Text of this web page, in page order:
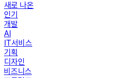
새로 나온
인기
개발
AI
IT서비스
기획
디자인
비즈니스